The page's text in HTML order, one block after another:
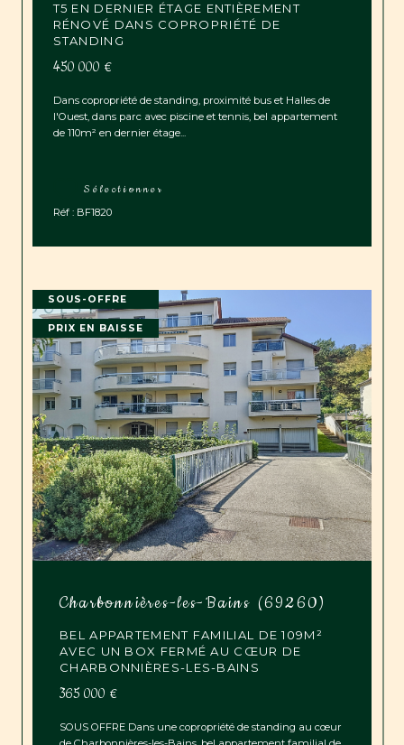
T5 EN DERNIER ÉTAGE ENTIÈREMENT
RÉNOVÉ DANS COPROPRIÉTÉ DE
STANDING
450 000 €
Dans copropriété de standing, proximité bus et Halles de
l'Ouest, dans parc avec piscine et tennis, bel appartement
de 110m² en dernier étage...
Sélectionner
Réf : BF1820
Charbonnières-les-Bains (69260)
BEL APPARTEMENT FAMILIAL DE 109M²
AVEC UN BOX FERMÉ AU CŒUR DE
CHARBONNIÈRES-LES-BAINS
365 000 €
SOUS OFFRE Dans une copropriété de standing au cœur
SOUS-OFFRE
PRIX EN BAISSE